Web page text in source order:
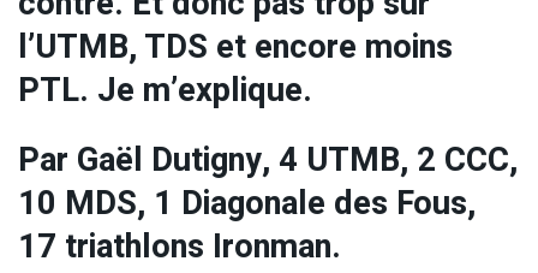
l’UTMB, TDS et encore moins
PTL. Je m’explique.
Par Gaël Dutigny, 4 UTMB, 2 CCC,
10 MDS, 1 Diagonale des Fous,
17 triathlons Ironman.